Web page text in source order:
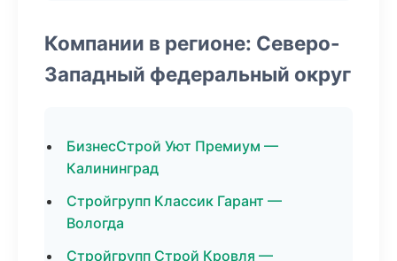
Компании в регионе: Северо-
Западный федеральный округ
БизнесСтрой Уют Премиум —
Калининград
Стройгрупп Классик Гарант —
Вологда
Стройгрупп Строй Кровля —